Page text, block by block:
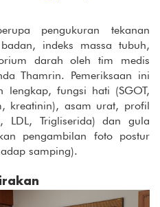
pengukuran tekanan
indeks massa tubuh,
darah oleh tim medis
Thamrin. Pemeriksaan ini
lengkap, fungsi hati (SGOT,
kreatinin), asam urat, profil
LDL, Trigliserida) dan gula
pengambilan foto postur
samping).